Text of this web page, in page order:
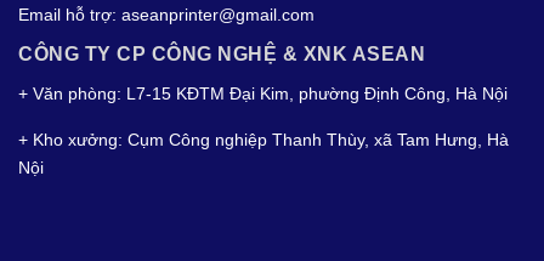
Email hỗ trợ: aseanprinter@gmail.com
CÔNG TY CP CÔNG NGHỆ & XNK ASEAN
+ Văn phòng: L7-15 KĐTM Đại Kim, phường Định Công, Hà Nội
+ Kho xưởng: Cụm Công nghiệp Thanh Thùy, xã Tam Hưng, Hà
Nội